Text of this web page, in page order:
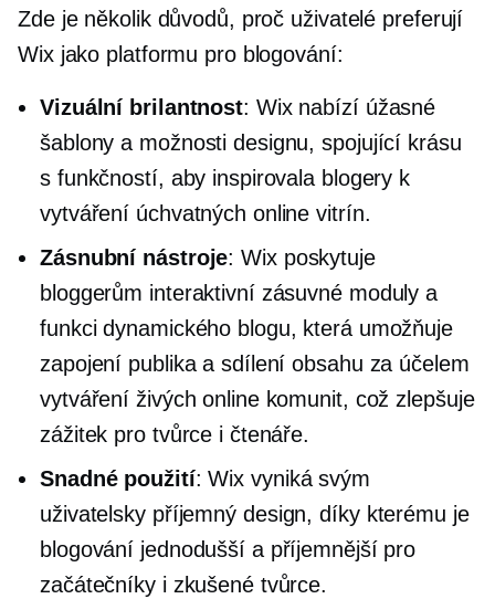
Zde je několik důvodů, proč uživatelé preferují
Wix jako platformu pro blogování:
Vizuální brilantnost: Wix nabízí úžasné
šablony a možnosti designu, spojující krásu
s funkčností, aby inspirovala blogery k
vytváření úchvatných online vitrín.
Zásnubní nástroje: Wix poskytuje
bloggerům interaktivní zásuvné moduly a
funkci dynamického blogu, která umožňuje
zapojení publika a sdílení obsahu za účelem
vytváření živých online komunit, což zlepšuje
zážitek pro tvůrce i čtenáře.
Snadné použití: Wix vyniká svým
uživatelsky příjemný design, díky kterému je
blogování jednodušší a příjemnější pro
začátečníky i zkušené tvůrce.